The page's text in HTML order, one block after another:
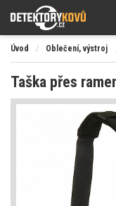
Úvod / Oblečení, výstroj
Taška přes